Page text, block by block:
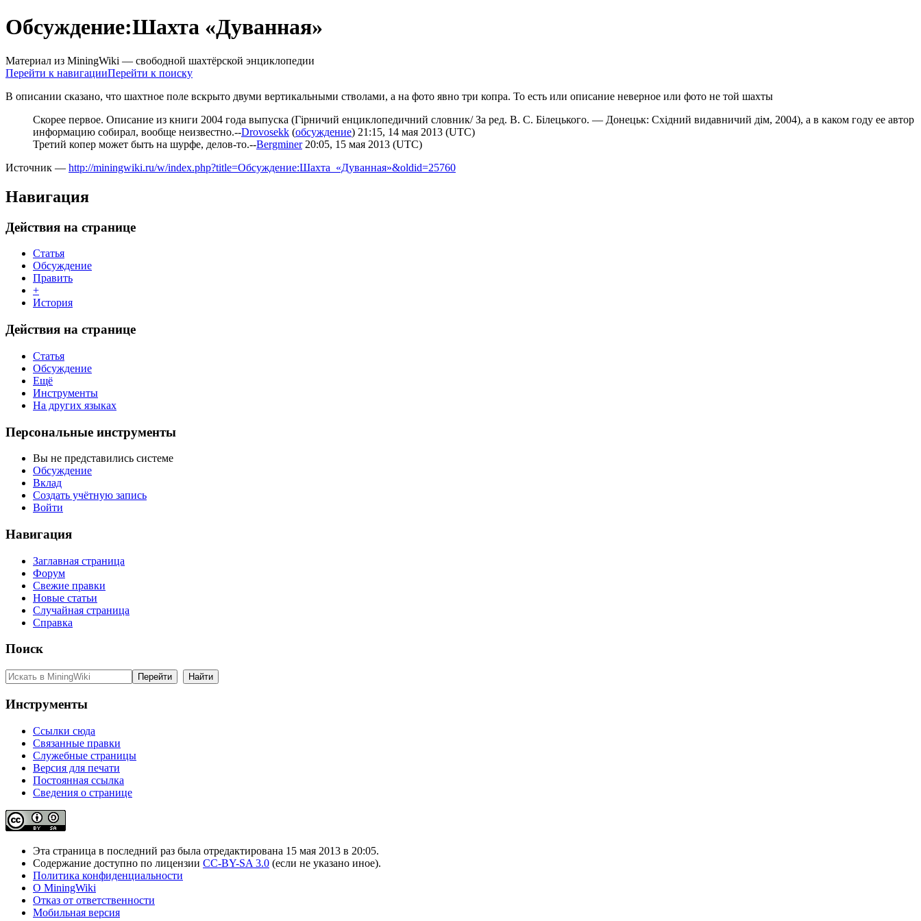
Обсуждение:Шахта «Дуванная»
Материал из MiningWiki — свободной шахтёрской энциклопедии
Перейти к навигацииПерейти к поиску
В описании сказано, что шахтное поле вскрыто двуми вертикальными стволами, а на фото явно три копра. То есть или описание неверное или фото не той шахты
Скорее первое. Описание из книги 2004 года выпуска (Гірничий енциклопедичний словник/ За ред. В. С. Білецького. — Донецьк: Східний видавничий дім, 2004), а в каком году ее автор
информацию собирал, вообще неизвестно.--Drovosekk (обсуждение) 21:15, 14 мая 2013 (UTC)
Третий копер может быть на шурфе, делов-то.--Bergminer20:05, 15 мая 2013 (UTC)
Источник — http://miningwiki.ru/w/index.php?title=Обсуждение:Шахта_«Дуванная»&oldid=25760
Навигация
Действия на странице
Статья
Обсуждение
Править
+
История
Действия на странице
Статья
Обсуждение
Ещё
Инструменты
На других языках
Персональные инструменты
Вы не представились системе
Обсуждение
Вклад
Создать учётную запись
Войти
Навигация
Заглавная страница
Форум
Свежие правки
Новые статьи
Случайная страница
Справка
Поиск
Инструменты
Ссылки сюда
Связанные правки
Служебные страницы
Версия для печати
Постоянная ссылка
Сведения о странице
Эта страница в последний раз была отредактирована 15 мая 2013 в 20:05.
Содержание доступно по лицензии CC-BY-SA 3.0 (если не указано иное).
Политика конфиденциальности
О MiningWiki
Отказ от ответственности
Мобильная версия